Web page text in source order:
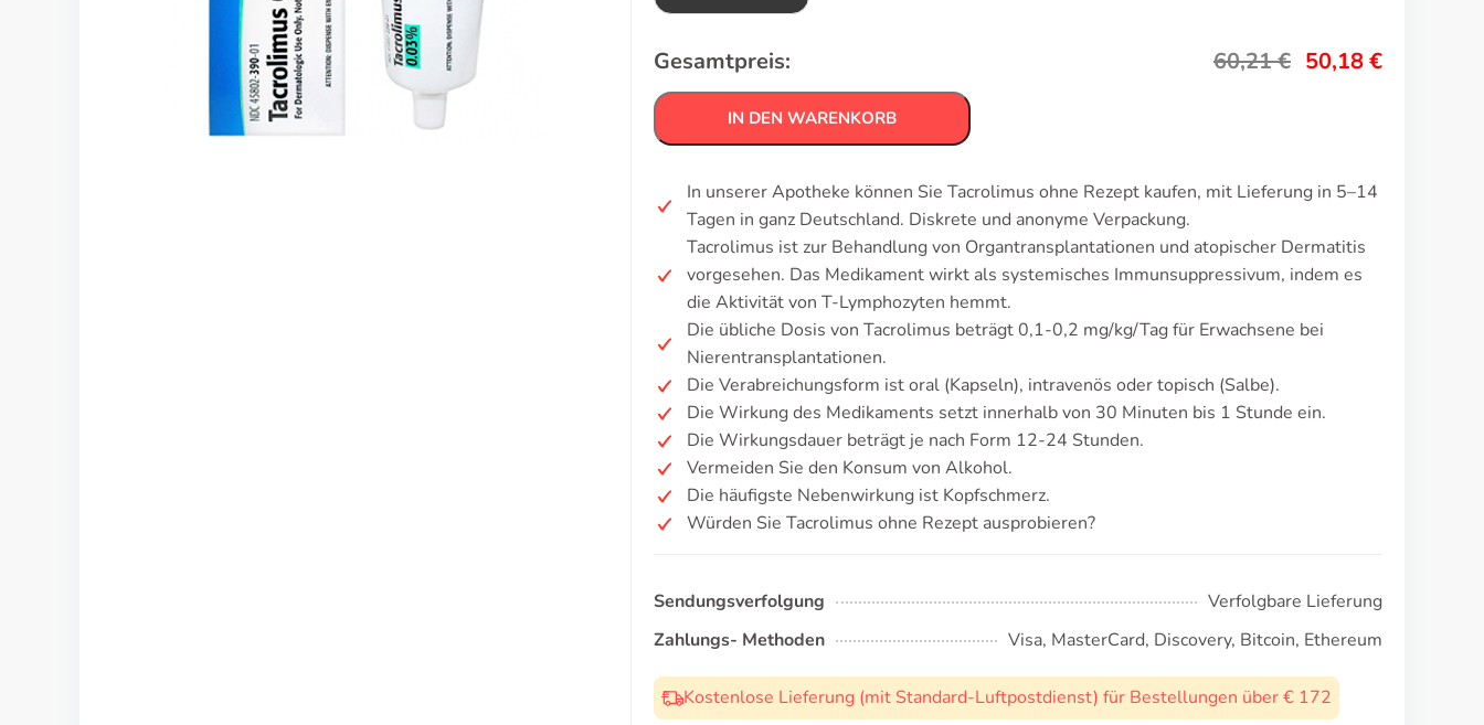
Gesamtpreis: 60,21€ 50,18€
IN DEN WARENKORB
In unserer Apotheke können Sie Tacrolimus ohne Rezept kaufen, mit Lieferung in 5–14
Tagen in ganz Deutschland. Diskrete und anonyme Verpackung.
Tacrolimus ist zur Behandlung von Organtransplantationen und atopischer Dermatitis
vorgesehen. Das Medikament wirkt als systemisches Immunsuppressivum, indem es
die Aktivität von T-Lymphozyten hemmt.
Die übliche Dosis von Tacrolimus beträgt 0,1-0,2 mg/kg/Tag für Erwachsene bei
Nierentransplantationen.
Die Verabreichungsform ist oral (Kapseln), intravenös oder topisch (Salbe).
Die Wirkung des Medikaments setzt innerhalb von 30 Minuten bis 1 Stunde ein.
Die Wirkungsdauer beträgt je nach Form 12-24 Stunden.
Vermeiden Sie den Konsum von Alkohol.
Die häufigste Nebenwirkung ist Kopfschmerz.
Würden Sie Tacrolimus ohne Rezept ausprobieren?
Sendungsverfolgung
Verfolgbare Lieferung
Zahlungs- Methoden
Visa, MasterCard, Discovery, Bitcoin, Ethereum
Kostenlose Lieferung (mit Standard-Luftpostdienst) für Bestellungen über € 172